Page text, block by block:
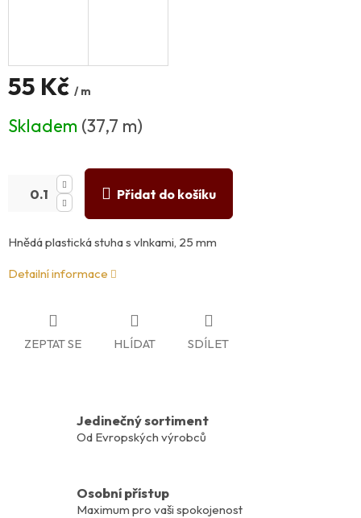
55 Kč / m
cena:
Skladem (37,7 m)
Přidat do košíku
Hnědá plastická stuha s vlnkami, 25 mm
Detailní informace
ZEPTAT SE HLÍDAT SDÍLET
Jedinečný sortiment
Od Evropských výrobců
Osobní přístup
Maximum pro vaši spokojenost